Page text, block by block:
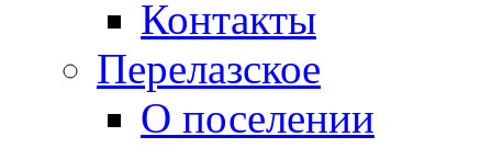
Контакты
Перелазское
О поселении